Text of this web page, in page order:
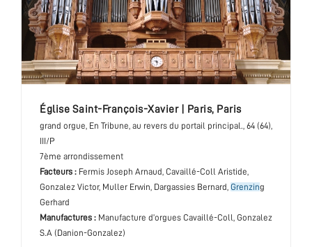
église Saint-François-Xavier| Paris, Paris
grand orgue, En Tribune, au revers du portail principal., 64 (64),
III/P
7ème arrondissement
Facteurs : Fermis Joseph Arnaud, Cavaillé-Coll Aristide,
Gonzalez Victor, Muller Erwin, Dargassies Bernard, Grenzing
Gerhard
Manufactures : Manufacture d’orgues Cavaillé-Coll, Gonzalez
S.A (Danion-Gonzalez)